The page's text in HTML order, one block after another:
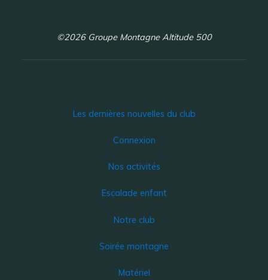
©2026 Groupe Montagne Altitude 500
Les dernières nouvelles du club
Connexion
Nos activités
Escalade enfant
Notre club
Soirée montagne
Matériel